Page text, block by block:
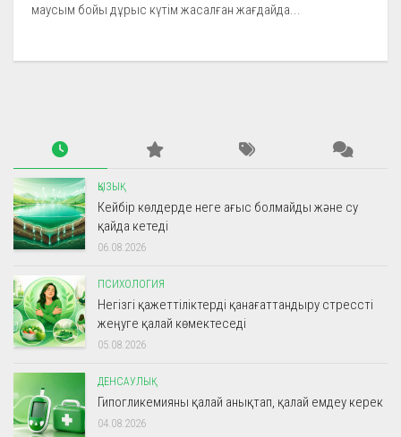
маусым бойы дұрыс күтім жасалған жағдайда...
ҚЫЗЫҚ
Кейбір көлдерде неге ағыс болмайды және су
қайда кетеді
06.08.2026
ПСИХОЛОГИЯ
Негізгі қажеттіліктерді қанағаттандыру стрессті
жеңуге қалай көмектеседі
05.08.2026
ДЕНСАУЛЫҚ
Гипогликемияны қалай анықтап, қалай емдеу керек
04.08.2026